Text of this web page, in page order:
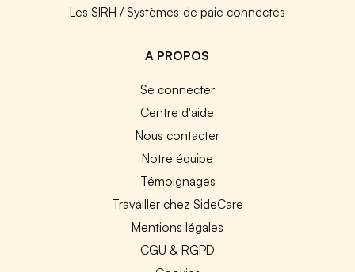
Les SIRH / Systèmes de paie connectés
A PROPOS
Se connecter
Centre d'aide
Nous contacter
Notre équipe
Témoignages
Travailler chez SideCare
Mentions légales
CGU & RGPD